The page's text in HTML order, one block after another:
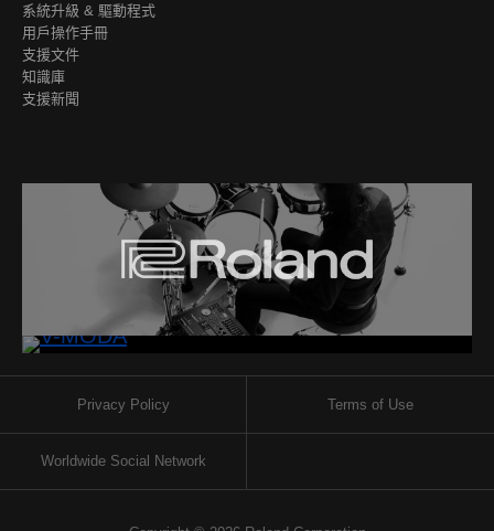
系統升級 & 驅動程式
用戶操作手冊
支援文件
知識庫
支援新聞
Privacy Policy Terms of Use
Worldwide Social Network